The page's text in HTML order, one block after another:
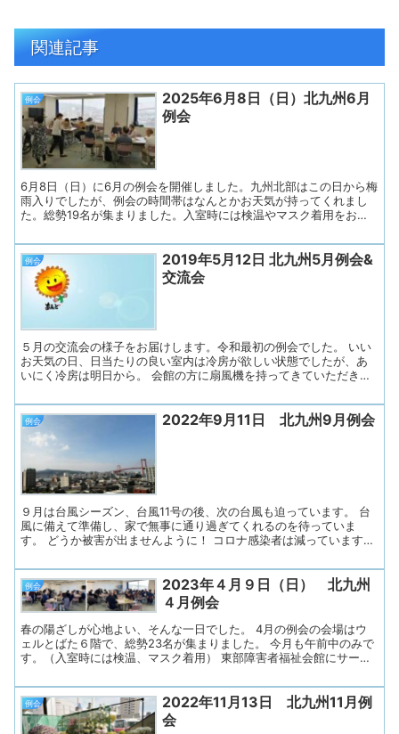
関連記事
例会
2025年6月8日（日）北九州6月
例会
6月8日（日）に6月の例会を開催しました。九州北部はこの日から梅
雨入りでしたが、例会の時間帯はなんとかお天気が持ってくれまし
た。総勢19名が集まりました。入室時には検温やマスク着用をお願
安心して過ごせるよう努めました。 ◇プログラム１. 開会（副会長
挨拶）２．あすの会諸連絡３. リラックス体操４. 近況とテーマトー
ク「私のリフレッシュ法」５. 歌の練習６. 連絡事項７. お便り印刷・
お渡し ◇司会はあすの会メンバーが担当し、副会長さんのあいさつ
で始まりました。 参加者の皆さんに「失語症当事者、同行のご家
族、会話パートナー、ボランティア、支援者、言語聴覚士」の順に
手を挙げていただき、ゆっくり確認します。 名札の色で分かるよ
うにしています。 今月も失語意思...
例会
2019年5月12日 北九州5月例会&
交流会
５月の交流会の様子をお届けします。令和最初の例会でした。 いい
お天気の日、日当たりの良い室内は冷房が欲しい状態でしたが、あ
いにく冷房は明日から。 会館の方に扇風機を持ってきていただきし
一人の女性が病院ＳＴからの紹介で参加されました。 ご主人同伴
で、皆さんとのゲームや会話を楽しんでおられました。 ゲームは
「大豆運びゲーム」 まず紙皿ボウルの中に大豆３粒、これをもう
１つの紙皿に移します。 割りばし（片方の先は滑り止めの輪ゴムが
巻いてあります）か、スプーンで１粒ずつ運び、 ３粒移し終えた
ら、次の人へとリレーです。 グループのメンバー全員終了したとこ
ろで、「終わった！」と合図。 4グループで競争しました。 一度
練習を行い、いよいよ本番。 練習ではなかなか...
例会 2022年9月11日 北九州9月例会
９月は台風シーズン、台風11号の後、次の台風も迫っています。 台
風に備えて準備し、家で無事に通り過ぎてくれるのを待っていま
す。 どうか被害が出ませんように！ コロナ感染者は減っています
日（日）晴天の今日は、ウェルとばた６階に総勢23名が集まりまし
た。 8月例会はお盆と重なり休会でしたので、2ヶ月ぶりです。 「失
語症者向け意志疎通支援者養成事業」の研修生2名も参加です。 今
月も午前中のみです。 （入室時には検温、マスクとフェイスシール
ドを着用します。） 会場のウェルとばた6階から北西方向、若戸大
橋、洞海湾、高塔山です。 －－－－－－－－－－－－－－－－－－
－－－－－ プログラム １．「あすの会」連絡事項 ２．リラックス
体操 ３．近況報告・テーマトー...
例会
2023年４月９日（日） 北九州
４月例会
春の陽ざしが心地よい、そんな一日でした。 4月の例会の会場はウ
ェルとばた６階で、総勢23名が集まりました。 今月も午前中のみで
す。（入室時には検温、マスク着用） 東部障害者福祉会館にサーキ
１．「あすの会」総会 ２．リラックス体操 ３．近況とテーマトーク
「私の推し」 ４．きたきゅう体操 ５．お便り印刷・お渡し 今回も
あすの会メンバーの司会で始まりました。 まず、参加者の皆さんに
「失語症当事者、ご家族、研修生、会話パートナー、言語聴覚士」
例会
2022年11月13日 北九州11月例
会